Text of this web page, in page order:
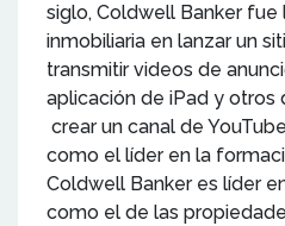
siglo, Coldwell Banker fue
inmobiliaria en lanzar un
transmitir videos de
aplicación de iPad y otros
crear un canal de
como el líder en la
Coldwell Banker es líder
como el de las